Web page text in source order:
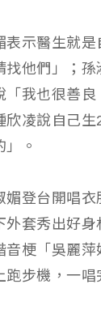
表示醫生就
找他們」；
「我也很善
欣凌說自己
」。
媚登台開唱
外套秀出好
音梗「吳麗
跑步機，一